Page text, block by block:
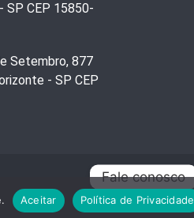
SP CEP 15850-
Setembro, 877
- SP CEP
Aceitar Política de Privacidade
Fale conosco